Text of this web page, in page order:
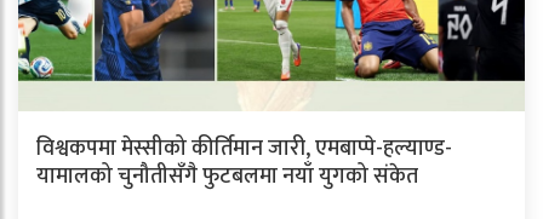
विश्वकपमा मेस्सीको कीर्तिमान जारी, एमबाप्पे-हल्याण्ड-
यामालको चुनौतीसँगै फुटबलमा नयाँ युगको संकेत